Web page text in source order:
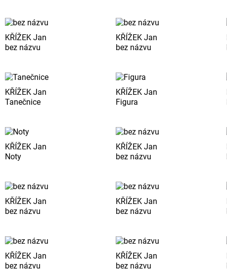
KŘÍŽEK Jan
bez názvu
KŘÍŽEK Jan
bez názvu
KŘÍŽEK Jan
Tanečnice
KŘÍŽEK Jan
Figura
KŘÍŽEK Jan
Noty
KŘÍŽEK Jan
bez názvu
KŘÍŽEK Jan
bez názvu
KŘÍŽEK Jan
bez názvu
KŘÍŽEK Jan
bez názvu
KŘÍŽEK Jan
bez názvu